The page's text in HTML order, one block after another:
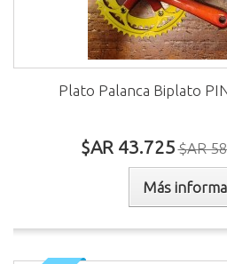
Plato Palanca Biplato
$AR 43.725$AR
Más